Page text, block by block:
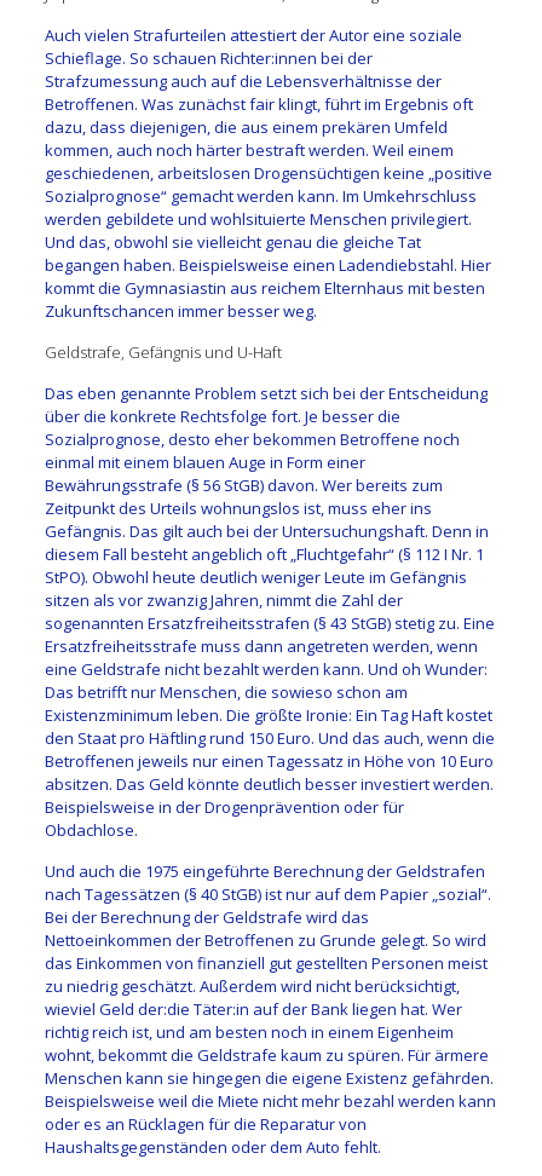
Auch vielen Strafurteilen attestiert der Autor eine soziale
Schieflage. So schauen Richter:innen bei der
Strafzumessung auch auf die Lebensverhältnisse der
Betroffenen. Was zunächst fair klingt, führt im Ergebnis oft
dazu, dass diejenigen, die aus einem prekären Umfeld
kommen, auch noch härter bestraft werden. Weil einem
geschiedenen, arbeitslosen Drogensüchtigen keine „positive
Sozialprognose“ gemacht werden kann. Im Umkehrschluss
werden gebildete und wohlsituierte Menschen privilegiert.
Und das, obwohl sie vielleicht genau die gleiche Tat
begangen haben. Beispielsweise einen Ladendiebstahl. Hier
kommt die Gymnasiastin aus reichem Elternhaus mit besten
Zukunftschancen immer besser weg.
Geldstrafe, Gefängnis und U-Haft
Das eben genannte Problem setzt sich bei der Entscheidung
über die konkrete Rechtsfolge fort. Je besser die
Sozialprognose, desto eher bekommen Betroffene noch
einmal mit einem blauen Auge in Form einer
Bewährungsstrafe (§ 56 StGB) davon. Wer bereits zum
Zeitpunkt des Urteils wohnungslos ist, muss eher ins
Gefängnis. Das gilt auch bei der Untersuchungshaft. Denn in
diesem Fall besteht angeblich oft „Fluchtgefahr“ (§ 112 I Nr. 1
StPO). Obwohl heute deutlich weniger Leute im Gefängnis
sitzen als vor zwanzig Jahren, nimmt die Zahl der
sogenannten Ersatzfreiheitsstrafen (§ 43 StGB) stetig zu. Eine
Ersatzfreiheitsstrafe muss dann angetreten werden, wenn
eine Geldstrafe nicht bezahlt werden kann. Und oh Wunder:
Das betrifft nur Menschen, die sowieso schon am
Existenzminimum leben. Die größte Ironie: Ein Tag Haft kostet
den Staat pro Häftling rund 150 Euro. Und das auch, wenn die
Betroffenen jeweils nur einen Tagessatz in Höhe von 10 Euro
absitzen. Das Geld könnte deutlich besser investiert werden.
Beispielsweise in der Drogenprävention oder für
Obdachlose.
Und auch die 1975 eingeführte Berechnung der Geldstrafen
nach Tagessätzen (§ 40 StGB) ist nur auf dem Papier „sozial“.
Bei der Berechnung der Geldstrafe wird das
Nettoeinkommen der Betroffenen zu Grunde gelegt. So wird
das Einkommen von finanziell gut gestellten Personen meist
zu niedrig geschätzt. Außerdem wird nicht berücksichtigt,
wieviel Geld der:die Täter:in auf der Bank liegen hat. Wer
richtig reich ist, und am besten noch in einem Eigenheim
wohnt, bekommt die Geldstrafe kaum zu spüren. Für ärmere
Menschen kann sie hingegen die eigene Existenz gefährden.
Beispielsweise weil die Miete nicht mehr bezahl werden kann
oder es an Rücklagen für die Reparatur von
Haushaltsgegenständen oder dem Auto fehlt.